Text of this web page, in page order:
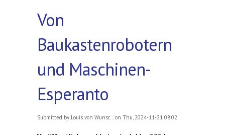
Von
Baukastenrobotern
und Maschinen-
Esperanto
Submitted by Louis von Wunsc... on Thu, 2024-11-21 08:02